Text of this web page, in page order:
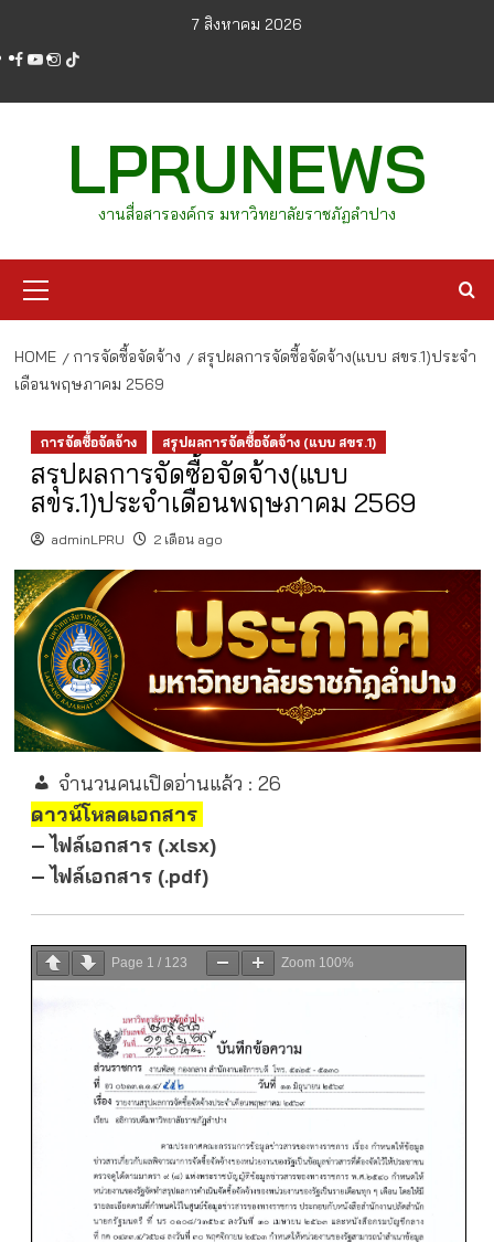
content
7 สิงหาคม 2026
facebook
youtube
instagram
tiktok
LPRUNEWS
งานสื่อสารองค์กร มหาวิทยาลัยราชภัฏลำปาง
Menu
HOME การจัดซื้อจัดจ้าง
สรุปผลการจัดซื้อจัดจ้าง(แบบ สขร.1)ประจำ
เดือนพฤษภาคม 2569
การจัดซื้อจัดจ้าง สรุปผลการจัดซื้อจัดจ้าง (แบบ สขร.1)
สรุปผลการจัดซื้อจัดจ้าง(แบบ
สขร.1)ประจำเดือนพฤษภาคม 2569
adminLPRU 2 เดือน ago
จำนวนคนเปิดอ่านแล้ว : 26
ดาวน์โหลดเอกสาร
– ไฟล์เอกสาร (.xlsx)
– ไฟล์เอกสาร (.pdf)
Page 1 / 123 Zoom 100%